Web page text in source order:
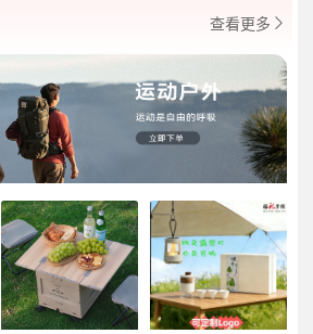
查看更多 